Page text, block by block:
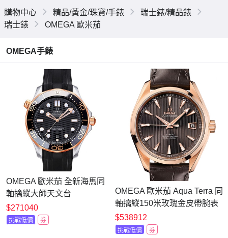
購物中心 精品/黃金/珠寶/手錶
瑞士錶/精品錶
瑞士錶
OMEGA 歐米茄
OMEGA手錶
OMEGA 歐米茄 全新海馬同
軸擒縱大師天文台
(210.22.42.20.01.002)x18K
玫瑰金x黑面橡膠x42mm
$271040
挑戰低價 券
OMEGA 歐米茄 Aqua Terra 同
軸擒縱150米玫瑰金皮帶腕表
(231.53.42.21.06.001)x41.5mm
$538912
挑戰低價 券